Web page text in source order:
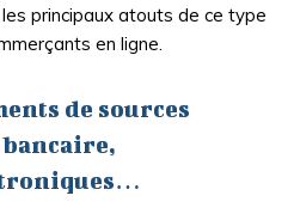
principaux atouts de ce type
en ligne.
de sources